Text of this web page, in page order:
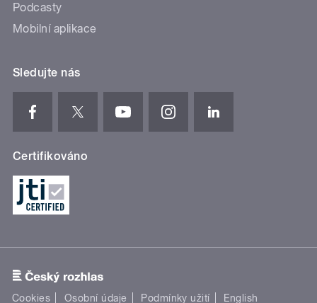
Podcasty
Mobilní aplikace
Sledujte nás
Certifikováno
Cookies Osobní údaje Podmínky užití English